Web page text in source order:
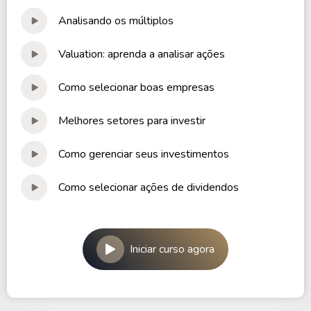
novo grupo.
representante o Banco Alfa. A proposta deste
abrangente do que a do antigo Banco Real.
Rapidamente esse grupo de empresas começou
novos segmentos. Em 1999 o Consórcio Real
Administração.
A empresa CONSÓRCIO ALFA DE
ADMINISTRAÇÃO, está listada na B3 com um valor
Analisando os múltiplos
Valuation: aprenda a analisar ações
Como selecionar boas empresas
Melhores setores para investir
Como gerenciar seus investimentos
Como selecionar ações de dividendos
Iniciar curso agora